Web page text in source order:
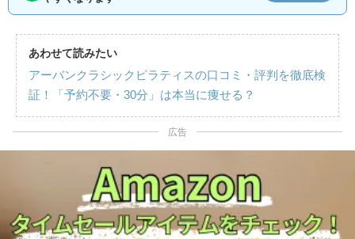
あわせて読みたい
アーバンクラシックピラティスの口コミ・評判を徹底検
証！「予約不要・30分」は本当に痩せる？
広告